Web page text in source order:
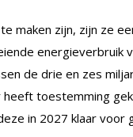
maken zijn, zijn ze
energieverbruik
de drie en zes
toestemming
in 2027 klaar voor